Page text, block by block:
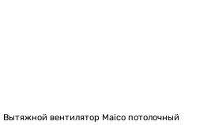
Вытяжной вентилятор Maico потолочный